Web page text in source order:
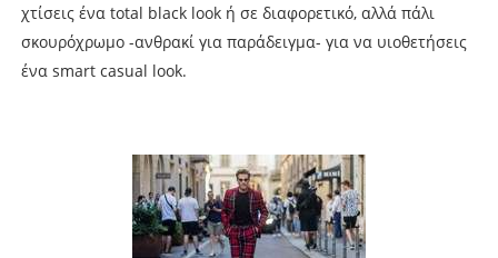
χτίσεις ένα total black look ή σε διαφορετικό, αλλά πάλι
σκουρόχρωμο -ανθρακί για παράδειγμα- για να υιοθετήσεις
ένα smart casual look.